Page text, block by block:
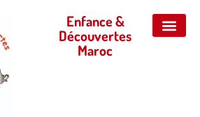
Enfance &
Découvertes
Maroc